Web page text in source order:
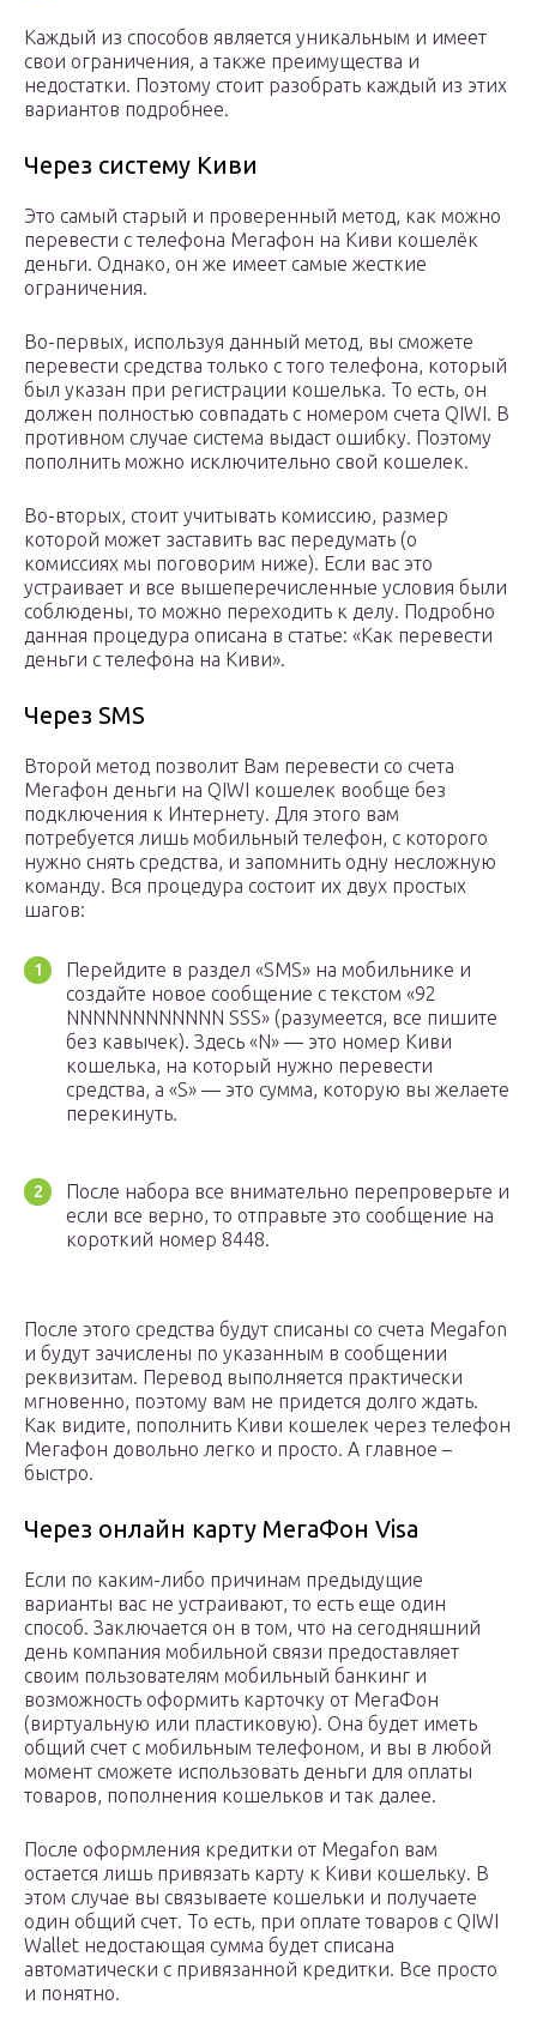
Каждый из способов является уникальным и имеет
свои ограничения, а также преимущества и
недостатки. Поэтому стоит разобрать каждый из этих
вариантов подробнее.
Через систему Киви
Это самый старый и проверенный метод, как можно
перевести с телефона Мегафон на Киви кошелёк
деньги. Однако, он же имеет самые жесткие
ограничения.
Во-первых, используя данный метод, вы сможете
перевести средства только с того телефона, который
был указан при регистрации кошелька. То есть, он
должен полностью совпадать с номером счета QIWI. В
противном случае система выдаст ошибку. Поэтому
пополнить можно исключительно свой кошелек.
Во-вторых, стоит учитывать комиссию, размер
которой может заставить вас передумать (о
комиссиях мы поговорим ниже). Если вас это
устраивает и все вышеперечисленные условия были
соблюдены, то можно переходить к делу. Подробно
данная процедура описана в статье: «Как перевести
деньги с телефона на Киви».
Через SMS
Второй метод позволит Вам перевести со счета
Мегафон деньги на QIWI кошелек вообще без
подключения к Интернету. Для этого вам
потребуется лишь мобильный телефон, с которого
нужно снять средства, и запомнить одну несложную
команду. Вся процедура состоит их двух простых
шагов:
Перейдите в раздел «SMS» на мобильнике и
создайте новое сообщение с текстом «92
NNNNNNNNNNNN SSS» (разумеется, все пишите
без кавычек). Здесь «N» — это номер Киви
кошелька, на который нужно перевести
средства, а «S» — это сумма, которую вы желаете
перекинуть.
После набора все внимательно перепроверьте и
если все верно, то отправьте это сообщение на
короткий номер 8448.
После этого средства будут списаны со счета Megafon
и будут зачислены по указанным в сообщении
реквизитам. Перевод выполняется практически
мгновенно, поэтому вам не придется долго ждать.
Как видите, пополнить Киви кошелек через телефон
Мегафон довольно легко и просто. А главное –
быстро.
Через онлайн карту МегаФон Visa
Если по каким-либо причинам предыдущие
варианты вас не устраивают, то есть еще один
способ. Заключается он в том, что на сегодняшний
день компания мобильной связи предоставляет
своим пользователям мобильный банкинг и
возможность оформить карточку от МегаФон
(виртуальную или пластиковую). Она будет иметь
общий счет с мобильным телефоном, и вы в любой
момент сможете использовать деньги для оплаты
товаров, пополнения кошельков и так далее.
После оформления кредитки от Megafon вам
остается лишь привязать карту к Киви кошельку. В
этом случае вы связываете кошельки и получаете
один общий счет. То есть, при оплате товаров с QIWI
Wallet недостающая сумма будет списана
автоматически с привязанной кредитки. Все просто
и понятно.